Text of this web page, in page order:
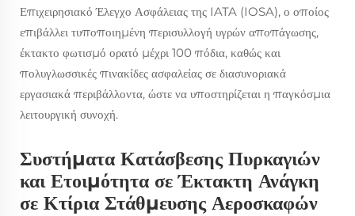
Επιχειρησιακό Έλεγχο Ασφάλειας της IATA (IOSA), ο οποίος
επιβάλλει τυποποιημένη περισυλλογή υγρών αποπάγωσης,
έκτακτο φωτισμό ορατό μέχρι 100 πόδια, καθώς και
πολυγλωσσικές πινακίδες ασφαλείας σε διασυνοριακά
εργασιακά περιβάλλοντα, ώστε να υποστηρίζεται η παγκόσμια
λειτουργική συνοχή.
Συστήματα Κατάσβεσης Πυρκαγιών
και Ετοιμότητα σε Έκτακτη Ανάγκη
σε Κτίρια Στάθμευσης Αεροσκαφών